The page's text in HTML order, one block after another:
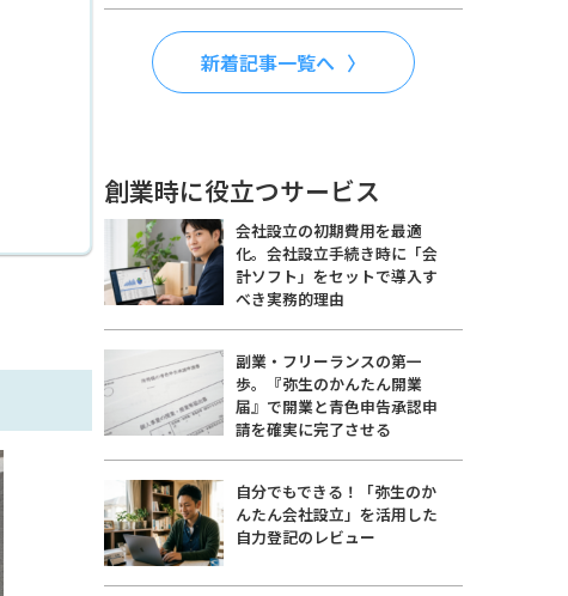
新着記事一覧へ
創業時に役立つサービス
会社設立の初期費用を最適
化。会社設立手続き時に「会
計ソフト」をセットで導入す
べき実務的理由
副業・フリーランスの第一
歩。『弥生のかんたん開業
届』で開業と青色申告承認申
請を確実に完了させる
自分でもできる！「弥生のか
んたん会社設立」を活用した
自力登記のレビュー